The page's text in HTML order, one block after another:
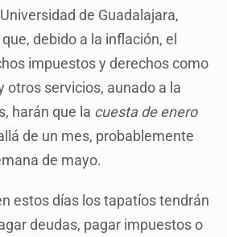
de Guadalajara,
debido a la inflación, el
impuestos y derechos como
otros servicios, aunado a la
harán que la cuesta de enero
de un mes, probablemente
de mayo.
estos días los tapatíos tendrán
deudas, pagar impuestos o